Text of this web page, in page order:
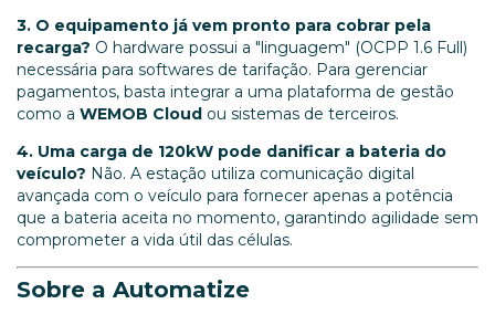
3. O equipamento já vem pronto para cobrar pela
recarga? O hardware possui a "linguagem" (OCPP 1.6 Full)
necessária para softwares de tarifação. Para gerenciar
pagamentos, basta integrar a uma plataforma de gestão
como a WEMOB Cloud ou sistemas de terceiros.
4. Uma carga de 120kW pode danificar a bateria do
veículo? Não. A estação utiliza comunicação digital
avançada com o veículo para fornecer apenas a potência
que a bateria aceita no momento, garantindo agilidade sem
comprometer a vida útil das células.
Sobre a Automatize